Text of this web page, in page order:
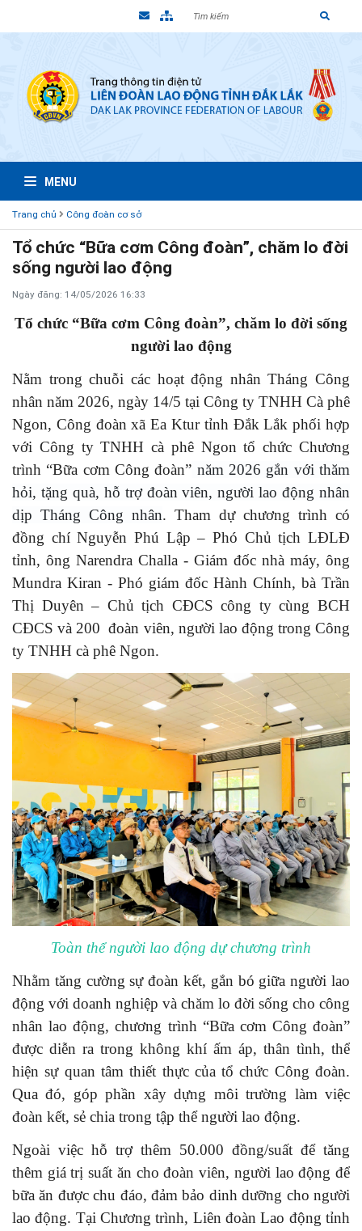
MENU
Trang chủ Công đoàn cơ sở
Tổ chức “Bữa cơm Công đoàn”, chăm lo đời
sống người lao động
Ngày đăng: 14/05/2026 16:33
Tổ chức “Bữa cơm Công đoàn”, chăm lo đời sống
người lao động
Nằm trong chuỗi các hoạt động nhân Tháng Công
nhân năm 2026, ngày 14/5 tại Công ty TNHH Cà phê
Ngon, Công đoàn xã Ea Ktur tỉnh Đắk Lắk phối hợp
với Công ty TNHH cà phê Ngon tổ chức Chương
trình “Bữa cơm Công đoàn” năm 2026 gắn với thăm
hỏi, tặng quà, hỗ trợ đoàn viên, người lao động nhân
dịp Tháng Công nhân. Tham dự chương trình có
đồng chí Nguyễn Phú Lập – Phó Chủ tịch LĐLĐ
tỉnh, ông Narendra Challa - Giám đốc nhà máy, ông
Mundra Kiran - Phó giám đốc Hành Chính, bà Trần
Thị Duyên – Chủ tịch CĐCS công ty cùng BCH
CĐCS và 200 đoàn viên, người lao động trong Công
ty TNHH cà phê Ngon.
Toàn thể người lao động dự chương trình
Nhằm tăng cường sự đoàn kết, gắn bó giữa người lao
động với doanh nghiệp và chăm lo đời sống cho công
nhân lao động, chương trình “Bữa cơm Công đoàn”
được diễn ra trong không khí ấm áp, thân tình, thể
hiện sự quan tâm thiết thực của tổ chức Công đoàn.
Qua đó, góp phần xây dựng môi trường làm việc
đoàn kết, sẻ chia trong tập thể người lao động.
Ngoài việc hỗ trợ thêm 50.000 đồng/suất để tăng
thêm giá trị suất ăn cho đoàn viên, người lao động để
bữa ăn được chu đáo, đảm bảo dinh dưỡng cho người
lao động. Tại Chương trình, Liên đoàn Lao động tỉnh